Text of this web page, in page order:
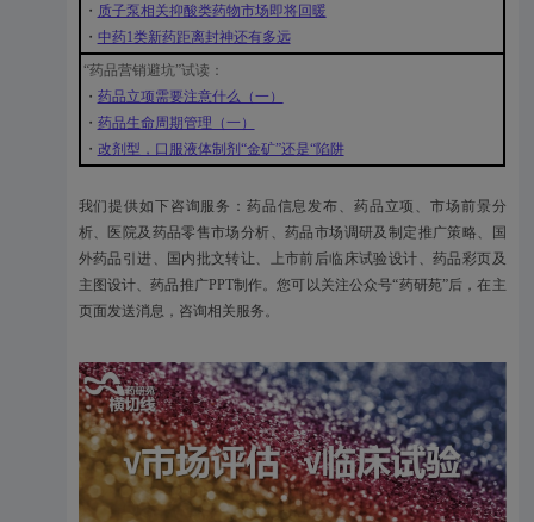
・ 质子泵相关抑酸类药物市场即将回暖
・ 中药1类新药距离封神还有多远
“药品营销避坑”试读：
・ 药品立项需要注意什么（一）
・ 药品生命周期管理（一）
・ 改剂型，口服液体制剂“金矿”还是“陷阱
我们提供如下咨询服务：药品信息发布、药品立项、市场前景分
析、医院及药品零售市场分析、药品市场调研及制定推广策略、国
外药品引进、国内批文转让、上市前后临床试验设计、药品彩页及
主图设计、药品推广PPT制作。您可以关注公众号“药研苑”后，在主
页面发送消息，咨询相关服务。